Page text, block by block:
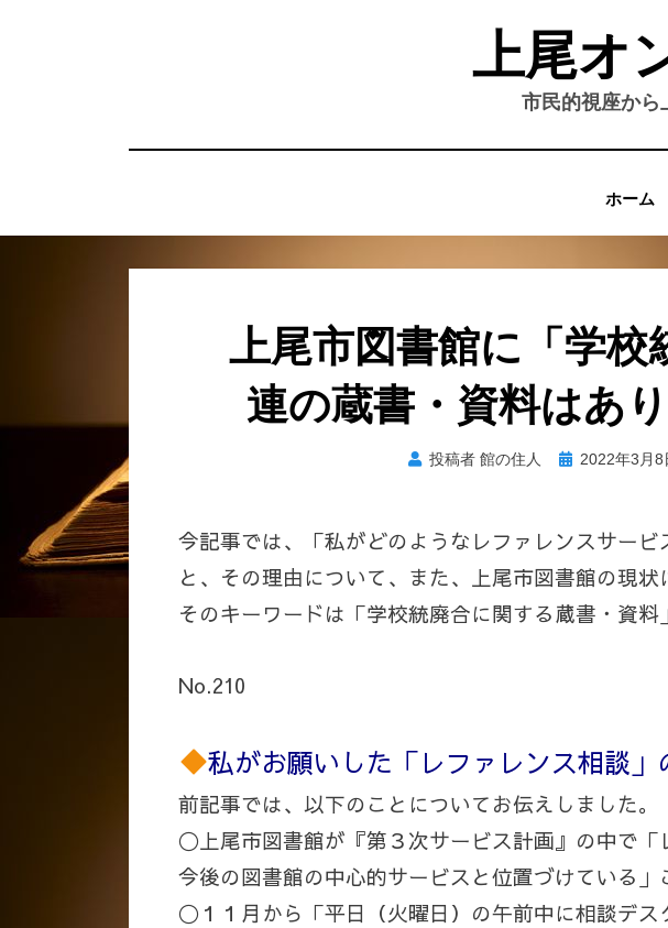
上尾オ
市民的視座から
ホーム
上尾市図書館に「学校
連の蔵書・資料はあ
投稿者 館の住人
投 2022年3月8
今記事では、「私がどのようなレファレンスサービ
と、その理由について、また、上尾市図書館の現状
そのキーワードは「学校統廃合に関する蔵書・資料
No.210
私がお願いした「レファレンス相談」
前記事では、以下のことについてお伝えしました。
〇上尾市図書館が『第３次サービス計画』の中で「
今後の図書館の中心的サービスと位置づけている」
〇１１月から「平日（火曜日）の午前中に相談デス